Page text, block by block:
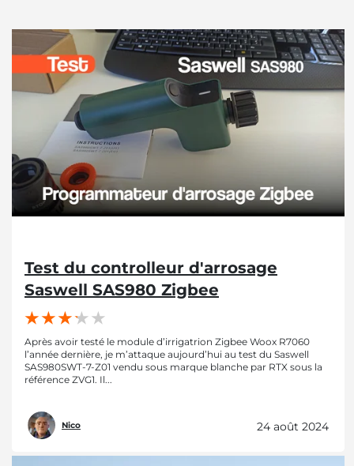
Test du controlleur d'arrosage
Saswell SAS980 Zigbee
Après avoir testé le module d’irrigatrion Zigbee Woox R7060
l’année dernière, je m’attaque aujourd’hui au test du Saswell
SAS980SWT-7-Z01 vendu sous marque blanche par RTX sous la
référence ZVG1. Il...
Nico 24 août 2024